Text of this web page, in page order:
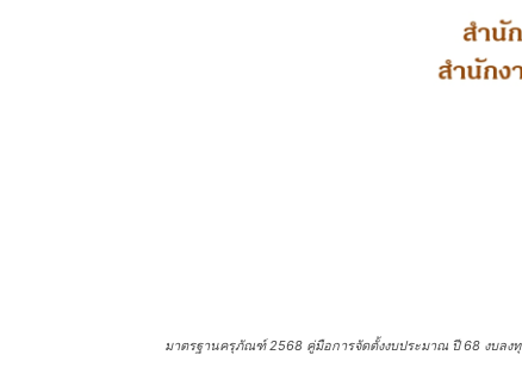
มาตรฐานครุภัณฑ์ 2568 คู่มือการจัดตั้งงบประมาณ ปี 68 งบล